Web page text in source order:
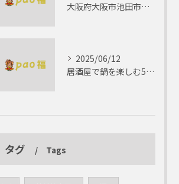
大阪府大阪市池田市で楽しむしゃぶしゃぶの魅力とは？
2025/06/12
居酒屋で鍋を楽しむ5つの理由 ゆったりとした時間を
タグ Tags